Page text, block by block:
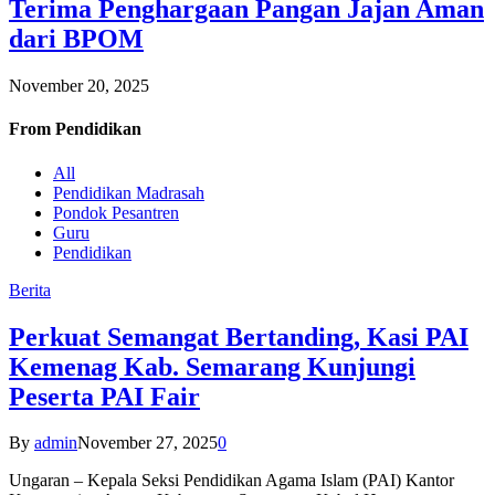
Terima Penghargaan Pangan Jajan Aman
dari BPOM
November 20, 2025
From Pendidikan
All
Pendidikan Madrasah
Pondok Pesantren
Guru
Pendidikan
Berita
Perkuat Semangat Bertanding, Kasi PAI
Kemenag Kab. Semarang Kunjungi
Peserta PAI Fair
By adminNovember 27, 20250
Ungaran – Kepala Seksi Pendidikan Agama Islam (PAI) Kantor